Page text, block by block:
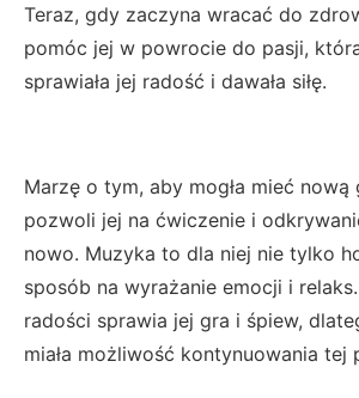
Teraz, gdy zaczyna wracać do
pomóc jej w powrocie do pasji,
sprawiała jej radość i dawała siłę.
Marzę o tym, aby mogła mieć nową
pozwoli jej na ćwiczenie i
nowo. Muzyka to dla niej nie tylko
sposób na wyrażanie emocji i
radości sprawia jej gra i śpiew,
miała możliwość kontynuowania tej